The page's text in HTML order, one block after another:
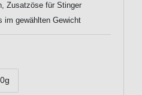
Zusatzöse für Stinger
im gewählten Gewicht